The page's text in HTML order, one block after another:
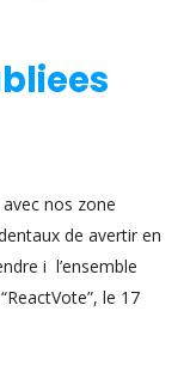
nos zone
de avertir en
i l’ensemble
le 17